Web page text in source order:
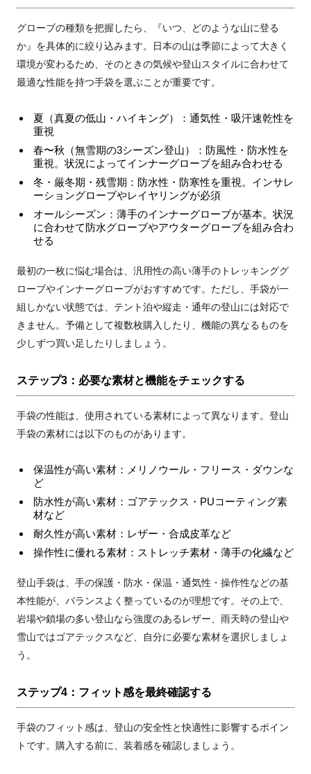
グローブの種類を把握したら、『いつ、どのような山に登る
か』を具体的に絞り込みます。日本の山は季節によって大きく
環境が変わるため、そのときの気候や登山スタイルに合わせて
最適な性能を持つ手袋を選ぶことが重要です。
夏（真夏の低山・ハイキング）：通気性・吸汗速乾性を
重視
春〜秋（無雪期の3シーズン登山）：防風性・防水性を
重視。状況によってインナーグローブを組み合わせる
冬・厳冬期・残雪期：防水性・防寒性を重視。インサレ
ーショングローブやレイヤリングが必須
オールシーズン：薄手のインナーグローブが基本。状況
に合わせて防水グローブやアウターグローブを組み合わ
せる
最初の一枚に悩む場合は、汎用性の高い薄手のトレッキンググ
ローブやインナーグローブがおすすめです。ただし、手袋が一
組しかない状態では、テント泊や縦走・通年の登山には対応で
きません。予備として複数枚購入したり、機能の異なるものを
少しずつ買い足したりしましょう。
ステップ3：必要な素材と機能をチェックする
手袋の性能は、使用されている素材によって異なります。登山
手袋の素材には以下のものがあります。
保温性が高い素材：メリノウール・フリース・ダウンな
ど
防水性が高い素材：ゴアテックス・PUコーティング素
材など
耐久性が高い素材：レザー・合成皮革など
操作性に優れる素材：ストレッチ素材・薄手の化繊など
登山手袋は、手の保護・防水・保温・通気性・操作性などの基
本性能が、バランスよく整っているのが理想です。その上で、
岩場や鎖場の多い登山なら強度のあるレザー、雨天時の登山や
雪山ではゴアテックスなど、自分に必要な素材を選択しましょ
う。
ステップ4：フィット感を最終確認する
手袋のフィット感は、登山の安全性と快適性に影響するポイン
トです。購入する前に、装着感を確認しましょう。